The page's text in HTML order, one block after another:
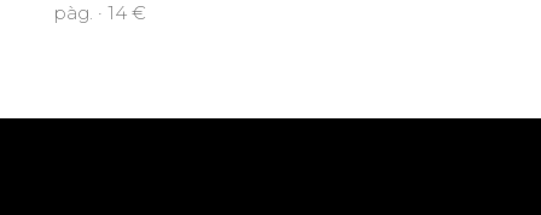
pàg. · 14 €